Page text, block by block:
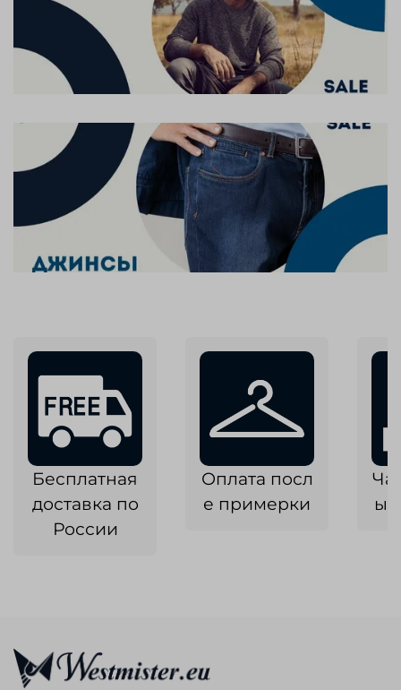
Бесплатная
доставка по
России
Оплата посл
е примерки